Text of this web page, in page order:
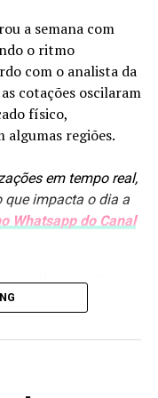
do Ibama
evita perdas de
a semana com
o ritmo
com o analista da
cotações oscilaram
físico,
algumas regiões.
em tempo real,
que impacta o dia a
Whatsapp do Canal
a alta das cotações
movimento
prêmios